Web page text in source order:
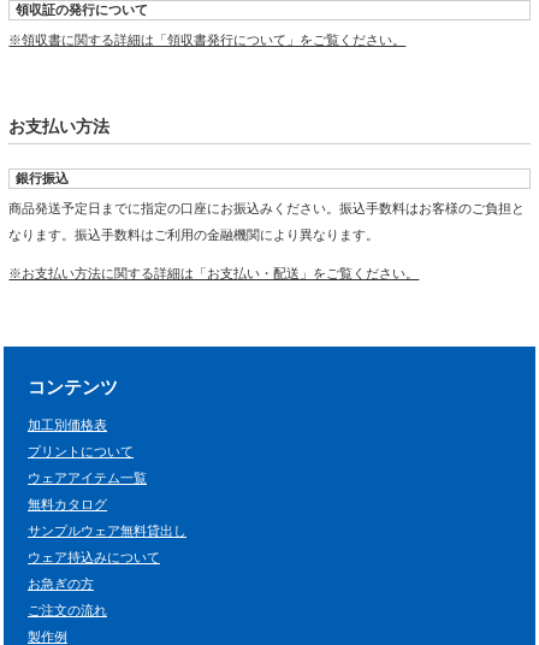
領収証の発行について
※領収書に関する詳細は「領収書発行について」をご覧ください。
お支払い方法
銀行振込
商品発送予定日までに指定の口座にお振込みください。振込手数料はお客様のご負担と
なります。振込手数料はご利用の金融機関により異なります。
※お支払い方法に関する詳細は「お支払い・配送」をご覧ください。
コンテンツ
加工別価格表
プリントについて
ウェアアイテム一覧
無料カタログ
サンプルウェア無料貸出し
ウェア持込みについて
お急ぎの方
ご注文の流れ
製作例